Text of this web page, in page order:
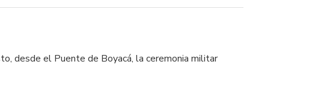
desde el Puente de Boyacá, la ceremonia militar